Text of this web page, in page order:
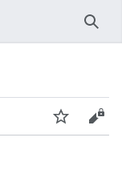
Stebėti